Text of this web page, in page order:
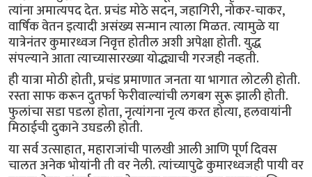
त्यांना अमात्यपद देत. प्रचंड मोठे सदन, जहागिरी, नोकर-चाकर,
वार्षिक वेतन इत्यादी असंख्य सन्मान त्याला मिळत. त्यामुळे या
यात्रेनंतर कुमारध्वज निवृत्त होतील अशी अपेक्षा होती. युद्ध
संपल्याने आता त्याच्यासारख्या योद्ध्याची गरजही नव्हती.
ही यात्रा मोठी होती, प्रचंड प्रमाणात जनता या भागात लोटली होती.
रस्ता साफ करून दुतर्फा फेरीवाल्यांची लगबग सुरू झाली होती.
फुलांचा सडा पडला होता, नृत्यांगना नृत्य करत होत्या, हलवायांनी
मिठाईची दुकाने उघडली होती.
या सर्व उत्साहात, महाराजांची पालखी आली आणि पूर्ण दिवस
चालत अनेक भोयांनी ती वर नेली. त्यांच्यापुढे कुमारध्वजही पायी वर